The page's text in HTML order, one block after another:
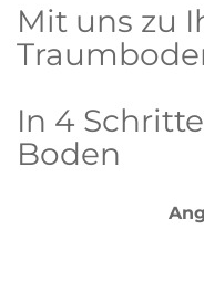
Mit uns zu
In 4
Boden